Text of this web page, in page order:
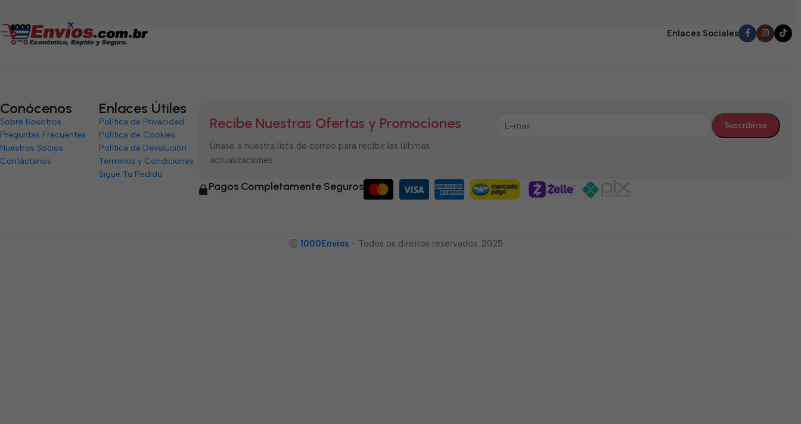
Enlaces Sociales
Conócenos
Sobre Nosotros
Preguntas Frecuentes
Nuestros Socios
Contáctanos
Enlaces Útiles
Política de Privacidad
Política de Cookies
Política de Devolución
Términos y Condiciones
Sigue Tu Pedido
Recibe Nuestras Ofertas y Promociones
Únase a nuestra lista de correo para recibir las últimas
actualizaciones.
Pagos Completamente Seguros
Ⓒ 1000Envíos - Todos os direitos reservados. 2025